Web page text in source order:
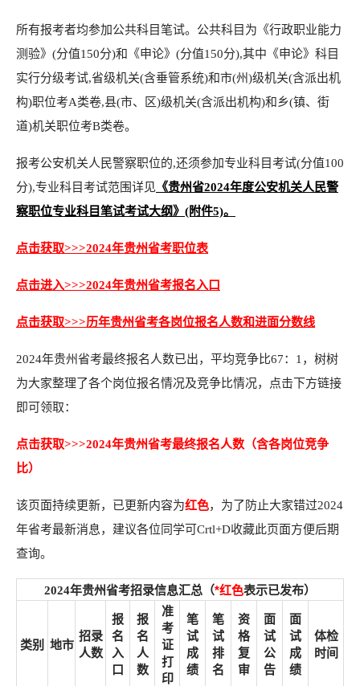
所有报考者均参加公共科目笔试。公共科目为《行政职业能力
测验》(分值150分)和《申论》(分值150分),其中《申论》科目
实行分级考试,省级机关(含垂管系统)和市(州)级机关(含派出机
构)职位考A类卷,县(市、区)级机关(含派出机构)和乡(镇、街
道)机关职位考B类卷。
报考公安机关人民警察职位的,还须参加专业科目考试(分值100
分),专业科目考试范围详见 《贵州省2024年度公安机关人民警
察职位专业科目笔试考试大纲》(附件5)。
点击获取>>>2024年贵州省考职位表
点击进入>>>2024年贵州省考报名入口
点击获取>>>历年贵州省考各岗位报名人数和进面分数线
2024年贵州省考最终报名人数已出，平均竞争比67：1，树树
为大家整理了各个岗位报名情况及竞争比情况，点击下方链接
即可领取：
点击获取>>>2024年贵州省考最终报名人数（含各岗位竞争
比）
该页面持续更新，已更新内容为红色，为了防止大家错过2024
年省考最新消息，建议各位同学可Crtl+D收藏此页面方便后期
查询。
2024年贵州省考招录信息汇总 （*红色表示已发布）
类别 地市
招录
人数
报
名
入
口
报
名
人
数
准
考
证
打
印
笔
试
成
绩
笔
试
排
名
资
格
复
审
面
试
公
告
面
试
成
绩
体检
时间